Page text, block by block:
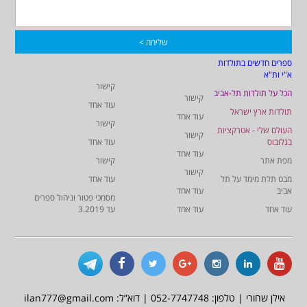
ספרים חדשים בתולדות
א"י ות"א
הכל על תולדות תל-אביב
תולדות ארץ ישראל
העולם שלי - אטרקציות
בגלובוס
מפת אתר
מבט תלת מימד על תל
אביב
עוד אחד
קישור
עוד אחד
קישור
עוד אחד
קישור
עוד אחד
עוד אחד
קישור
עוד אחד
קישור
עוד אחד
קישור
עוד אחד
מסמכי פטור וניהול ספרים
עד 3.2019
אילן שחורי | טלפון: 052-7747748 | דוא”ל: ilan777@gmail.com